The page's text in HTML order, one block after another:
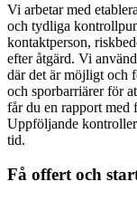
Vi arbetar med
och tydliga
kontaktperson,
efter åtgärd. Vi
där det är möjligt och
och sporbarriärer för
får du en rapport med
Uppföljande
tid.
Få offert och